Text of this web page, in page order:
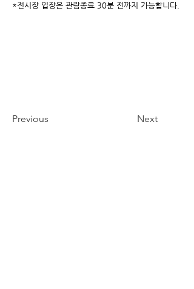
*전시장 입장은 관람종료 30분 전까지 가능합니다.
Previous Next